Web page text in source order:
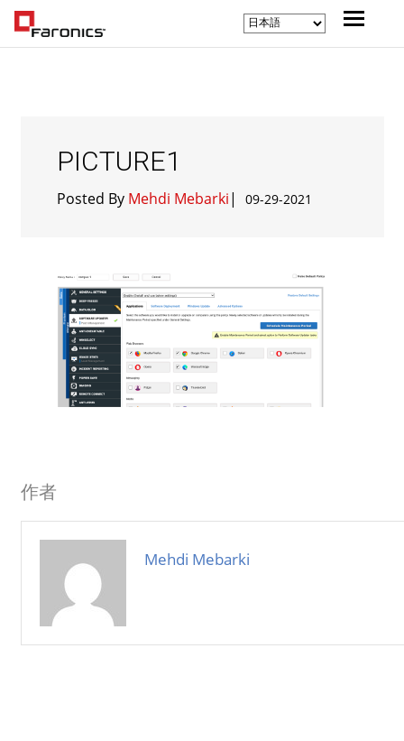
PICTURE1
Posted By Mehdi Mebarki| 09-29-2021
作者
Mehdi Mebarki